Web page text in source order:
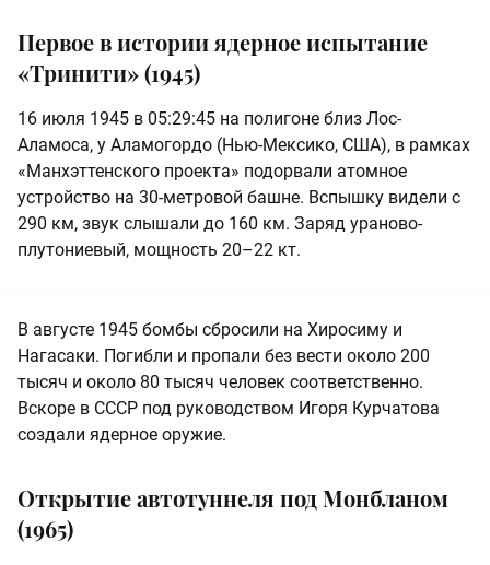
Первое в истории ядерное испытание
«Тринити» (1945)
16 июля 1945 в 05:29:45 на полигоне близ Лос-
Аламоса, у Аламогордо (Нью-Мексико, США), в рамках
«Манхэттенского проекта» подорвали атомное
устройство на 30-метровой башне. Вспышку видели с
290 км, звук слышали до 160 км. Заряд ураново-
плутониевый, мощность 20–22 кт.
В августе 1945 бомбы сбросили на Хиросиму и
Нагасаки. Погибли и пропали без вести около 200
тысяч и около 80 тысяч человек соответственно.
Вскоре в СССР под руководством Игоря Курчатова
создали ядерное оружие.
Открытие автотуннеля под Монбланом
(1965)